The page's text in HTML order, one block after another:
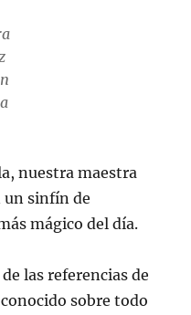
nuestra maestra
un sinfín de
mágico del día.
las referencias de
sobre todo